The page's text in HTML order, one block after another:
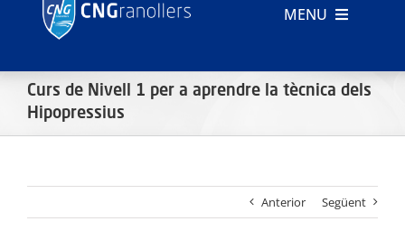
MENU
CLUB
Curs de Nivell 1 per a aprendre la tècnica dels
Hipopressius
Anterior Següent